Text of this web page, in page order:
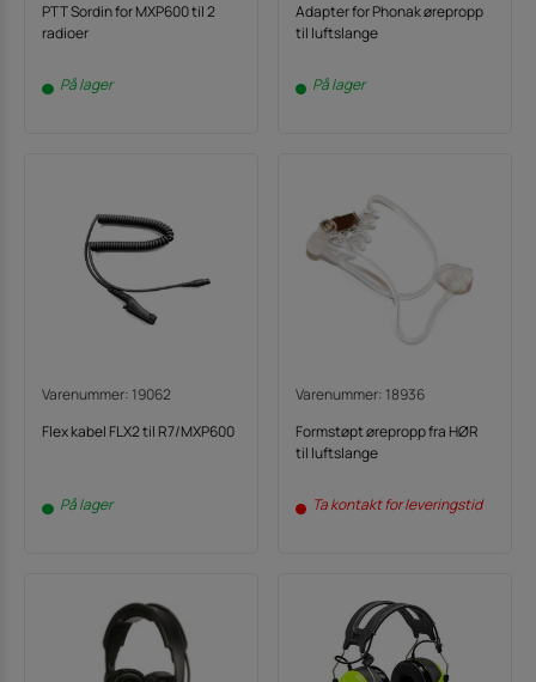
PTT Sordin for MXP600 til 2
radioer
På lager
Adapter for Phonak ørepropp
til luftslange
På lager
Varenummer: 19062
Flex kabel FLX2 til R7/MXP600
På lager
Varenummer: 18936
Formstøpt ørepropp fra HØR
til luftslange
Ta kontakt for leveringstid